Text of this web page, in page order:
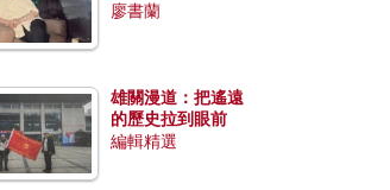
廖書蘭
雄關漫道：把遙遠
的歷史拉到眼前
編輯精選